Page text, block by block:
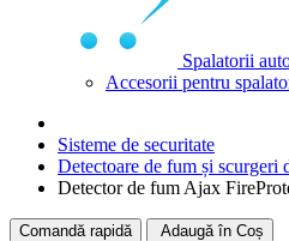
Spalatorii
Accesorii pentru
Sisteme de securitate
Detectoare de fum și scurgeri
Detector de fum Ajax
Comandă rapidă Adaugă în Coș